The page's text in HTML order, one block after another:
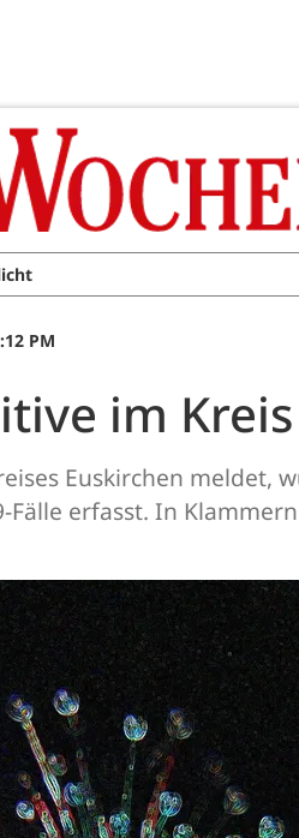
PM
im
Euskirchen meldet,
Fälle erfasst. In